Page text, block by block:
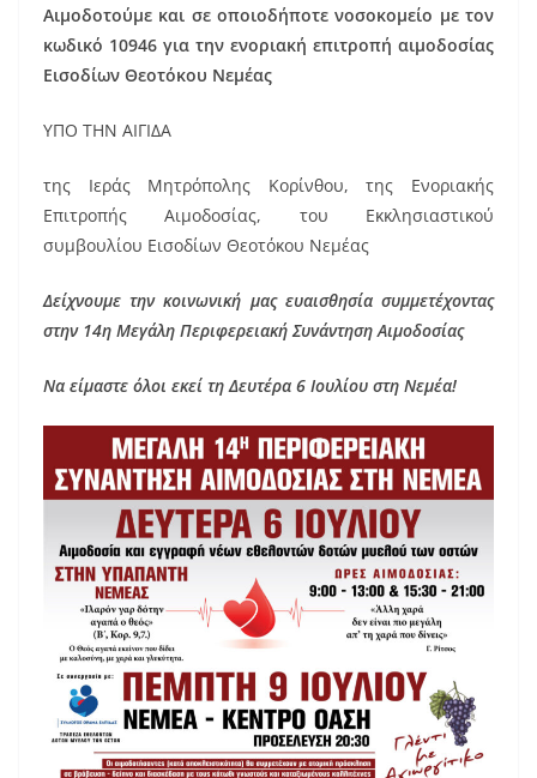
Αιμοδοτούμε και σε οποιοδήποτε νοσοκομείο με τον
κωδικό 10946 για την ενοριακή επιτροπή αιμοδοσίας
Εισοδίων Θεοτόκου Νεμέας
ΥΠΟ ΤΗΝ ΑΙΓΙΔΑ
της Ιεράς Μητρόπολης Κορίνθου, της Ενοριακής
Επιτροπής Αιμοδοσίας, του Εκκλησιαστικού
συμβουλίου Εισοδίων Θεοτόκου Νεμέας
Δείχνουμε την κοινωνική μας ευαισθησία συμμετέχοντας
στην 14η Μεγάλη Περιφερειακή Συνάντηση Αιμοδοσίας
Να είμαστε όλοι εκεί τη Δευτέρα 6 Ιουλίου στη Νεμέα!